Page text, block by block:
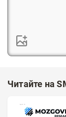
Читайте на